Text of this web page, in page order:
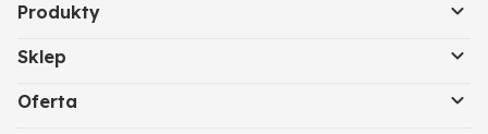
Produkty
Sklep
Oferta